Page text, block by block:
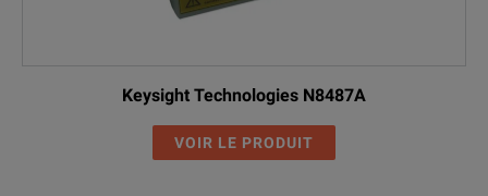
Keysight Technologies N8487A
VOIR LE PRODUIT